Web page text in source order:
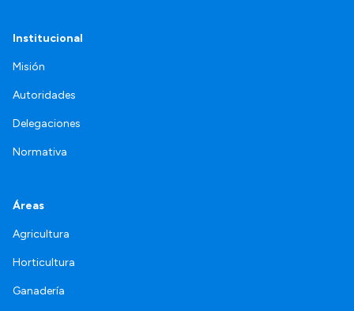
Institucional
Misión
Autoridades
Delegaciones
Normativa
Áreas
Agricultura
Horticultura
Ganadería